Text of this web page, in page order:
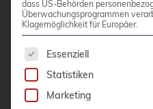
corosync
credativ
Cryptomator
CVE
Zahl der Besucher
Personen deutlich
Weiterlesen
dass US-Behörden
Überwachungsprogrammen
Klagemöglichkeit für Europäer.
Es folgt eine Liste
Essenziell
Statistiken
Marketing